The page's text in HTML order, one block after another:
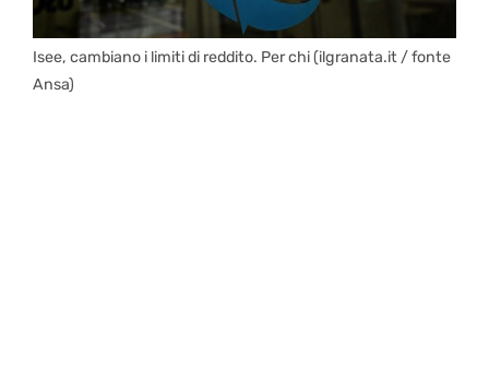
Isee, cambiano i limiti di reddito. Per chi (ilgranata.it / fonte
Ansa)